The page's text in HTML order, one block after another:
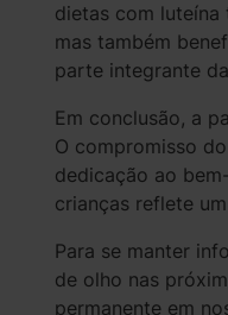
dietas com luteína
mas também
parte integrante
Em conclusão, a
O compromisso
dedicação ao
crianças reflete
Para se manter
de olho nas
permanente em